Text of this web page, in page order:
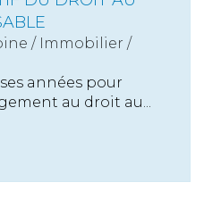
/ Immobilier /
années pour
au droit au...